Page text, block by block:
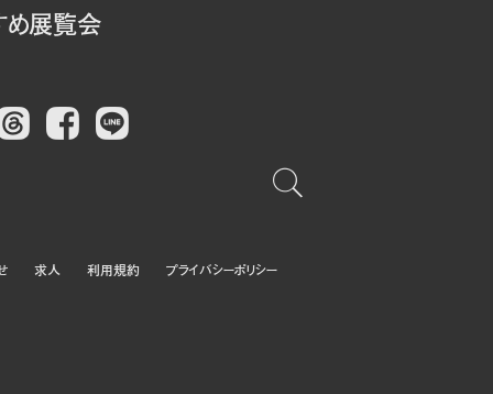
展覧会
Facebook LINE
求人 利用規約 プライバシーポリシー